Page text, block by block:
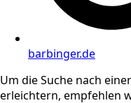
barbinger.de
Um die Suche nach
erleichtern, empfehlen